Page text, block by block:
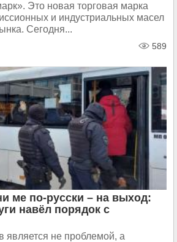
Это новая торговая марка
и индустриальных масел
Сегодня...
589
ме по-русски – на выход:
навёл порядок с
является не проблемой, а